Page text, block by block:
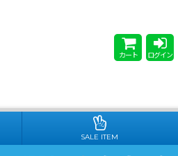
カート ログイン
SALE ITEM